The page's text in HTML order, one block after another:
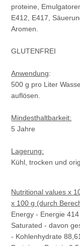
proteine,
E412, E417,
Aromen.
GLUTENFREI
Anwendung:
500 g pro Liter
auflösen.
Mindesthaltbarkeit:
5 Jahre
Lagerung:
Kühl, trocken und
Nutritional values x
x 100 g (durch
Energy - Energie
Saturated - davon
- Kohlenhydrate